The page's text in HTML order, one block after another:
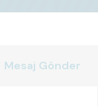
Mesaj Gönder